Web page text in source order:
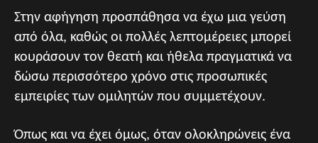
Στην αφήγηση προσπάθησα να έχω μια γεύση
από όλα, καθώς οι πολλές λεπτομέρειες μπορεί
κουράσουν τον θεατή και ήθελα πραγματικά να
δώσω περισσότερο χρόνο στις προσωπικές
εμπειρίες των ομιλητών που συμμετέχουν.
Όπως και να έχει όμως, όταν ολοκληρώνεις ένα